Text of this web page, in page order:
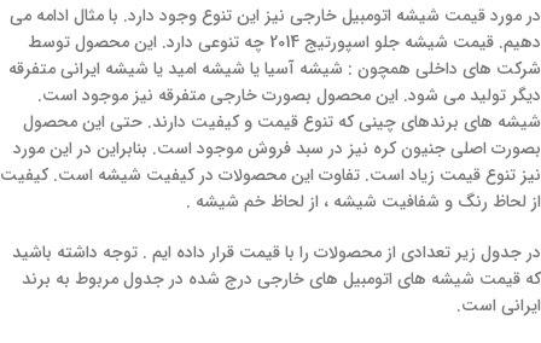
در مورد قیمت شیشه اتومبیل خارجی نیز این تنوع وجود دارد. با مثال ادامه می
دهیم. قیمت شیشه جلو اسپورتیج 2014 چه تنوعی دارد. این محصول توسط
شرکت های داخلی همچون : شیشه آسیا یا شیشه امید یا شیشه ایرانی متفرقه
دیگر تولید می شود. این محصول بصورت خارجی متفرقه نیز موجود است.
شیشه های برندهای چینی که تنوع قیمت و کیفیت دارند. حتی این محصول
بصورت اصلی جنیون کره نیز در سبد فروش موجود است. بنابراین در این مورد
نیز تنوع قیمت زیاد است. تفاوت این محصولات در کیفیت شیشه است. کیفیت
از لحاظ رنگ و شفافیت شیشه ، از لحاظ خم شیشه .
در جدول زیر تعدادی از محصولات را با قیمت قرار داده ایم . توجه داشته باشید
که قیمت شیشه های اتومبیل های خارجی درج شده در جدول مربوط به برند
ایرانی است.